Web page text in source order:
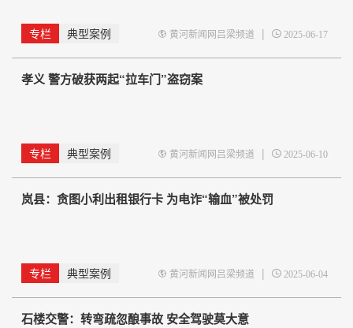
专栏 典型案例 黄河新闻网吕梁频道 | 2025-06-17
孝义 警方破获两起“拉车门”盗窃案
专栏 典型案例 黄河新闻网吕梁频道 | 2025-06-10
岚县：贪图小利出租银行卡 为电诈“输血”被处罚
专栏 典型案例 黄河新闻网吕梁频道 | 2025-06-04
石楼交警：转弯疏忽酿事故 安全驾驶莫大意